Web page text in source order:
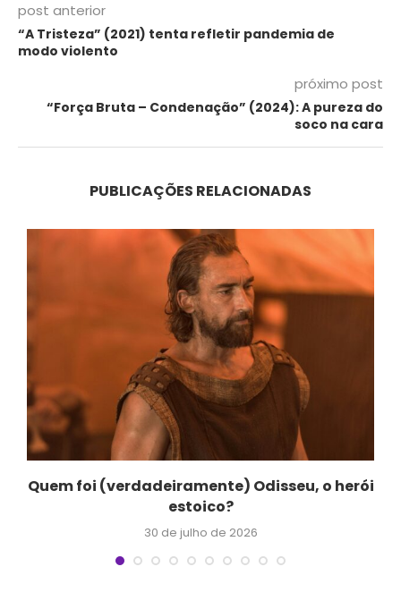
post anterior
“A Tristeza” (2021) tenta refletir pandemia de
modo violento
próximo post
“Força Bruta – Condenação” (2024): A pureza do
soco na cara
PUBLICAÇÕES RELACIONADAS
Quem foi (verdadeiramente) Odisseu, o herói
estoico?
30 de julho de 2026